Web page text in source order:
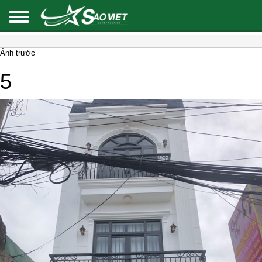
Ảnh trước
5